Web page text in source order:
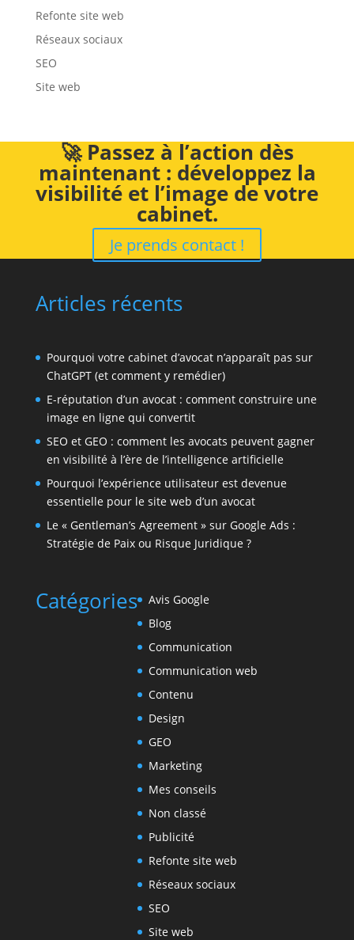
Refonte site web
Réseaux sociaux
SEO
Site web
🚀 Passez à l’action dès
maintenant : développez la
visibilité et l’image de votre
cabinet.
Je prends contact !
Articles récents
Pourquoi votre cabinet d’avocat n’apparaît pas sur
ChatGPT (et comment y remédier)
E-réputation d’un avocat : comment construire une
image en ligne qui convertit
SEO et GEO : comment les avocats peuvent gagner
en visibilité à l’ère de l’intelligence artificielle
Pourquoi l’expérience utilisateur est devenue
essentielle pour le site web d’un avocat
Le « Gentleman’s Agreement » sur Google Ads :
Stratégie de Paix ou Risque Juridique ?
Catégories
Avis Google
Blog
Communication
Communication web
Contenu
Design
GEO
Marketing
Mes conseils
Non classé
Publicité
Refonte site web
Réseaux sociaux
SEO
Site web